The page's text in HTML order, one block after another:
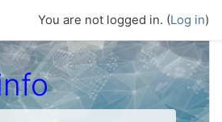
You are not logged in. (Log in)